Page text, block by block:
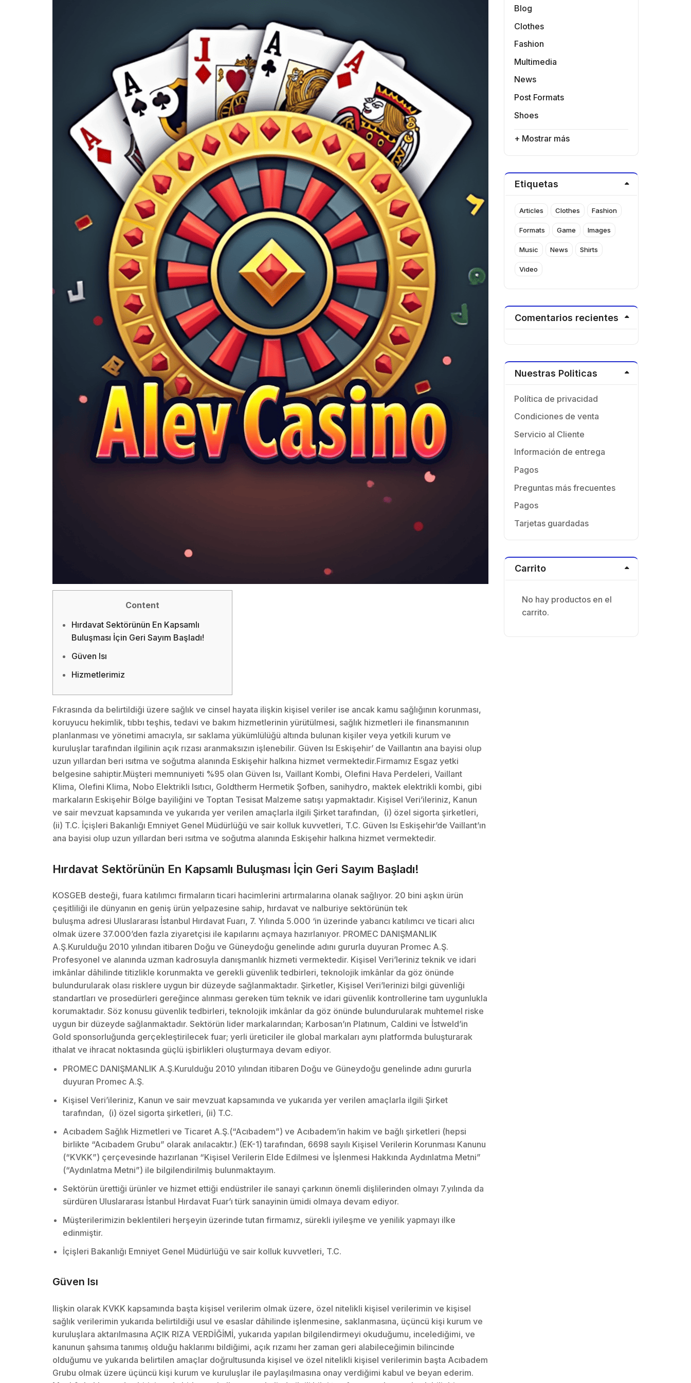
Content
Hırdavat Sektörünün En Kapsamlı
Buluşması İçin Geri Sayım Başladı!
Güven Isı
Hizmetlerimiz
Fıkrasında da belirtildiği üzere sağlık ve cinsel hayata ilişkin kişisel veriler ise ancak kamu sağlığının korunması,
koruyucu hekimlik, tıbbı teşhis, tedavi ve bakım hizmetlerinin yürütülmesi, sağlık hizmetleri ile finansmanının
planlanması ve yönetimi amacıyla, sır saklama yükümlülüğü altında bulunan kişiler veya yetkili kurum ve
kuruluşlar tarafından ilgilinin açık rızası aranmaksızın işlenebilir. Güven Isı Eskişehir’ de Vaillantın ana bayisi olup
uzun yıllardan beri ısıtma ve soğutma alanında Eskişehir halkına hizmet vermektedir.Firmamız Esgaz yetki
belgesine sahiptir.Müşteri memnuniyeti %95 olan Güven Isı, Vaillant Kombi, Olefini Hava Perdeleri, Vaillant
Klima, Olefini Klima, Nobo Elektrikli Isıtıcı, Goldtherm Hermetik Şofben, sanihydro, maktek elektrikli kombi, gibi
markaların Eskişehir Bölge bayiliğini ve Toptan Tesisat Malzeme satışı yapmaktadır. Kişisel Veri’ileriniz, Kanun
ve sair mevzuat kapsamında ve yukarıda yer verilen amaçlarla ilgili Şirket tarafından, (i) özel sigorta şirketleri,
(ii) T.C. İçişleri Bakanlığı Emniyet Genel Müdürlüğü ve sair kolluk kuvvetleri, T.C. Güven Isı Eskişehir’de Vaillant’ın
ana bayisi olup uzun yıllardan beri ısıtma ve soğutma alanında Eskişehir halkına hizmet vermektedir.
Hırdavat Sektörünün En Kapsamlı Buluşması İçin Geri Sayım Başladı!
KOSGEB desteği, fuara katılımcı firmaların ticari hacimlerini artırmalarına olanak sağlıyor. 20 bini aşkın ürün
çeşitliliği ile dünyanın en geniş ürün yelpazesine sahip, hırdavat ve nalburiye sektörünün tek
buluşma adresi Uluslararası İstanbul Hırdavat Fuarı, 7. Yılında 5.000 ‘in üzerinde yabancı katılımcı ve ticari alıcı
olmak üzere 37.000’den fazla ziyaretçisi ile kapılarını açmaya hazırlanıyor. PROMEC DANIŞMANLIK
A.Ş.Kurulduğu 2010 yılından itibaren Doğu ve Güneydoğu genelinde adını gururla duyuran Promec A.Ş.
Profesyonel ve alanında uzman kadrosuyla danışmanlık hizmeti vermektedir. Kişisel Veri’leriniz teknik ve idari
imkânlar dâhilinde titizlikle korunmakta ve gerekli güvenlik tedbirleri, teknolojik imkânlar da göz önünde
bulundurularak olası risklere uygun bir düzeyde sağlanmaktadır. Şirketler, Kişisel Veri’lerinizi bilgi güvenliği
standartları ve prosedürleri gereğince alınması gereken tüm teknik ve idari güvenlik kontrollerine tam uygunlukla
korumaktadır. Söz konusu güvenlik tedbirleri, teknolojik imkânlar da göz önünde bulundurularak muhtemel riske
uygun bir düzeyde sağlanmaktadır. Sektörün lider markalarından; Karbosan’ın Platınum, Caldini ve İstweld’in
Gold sponsorluğunda gerçekleştirilecek fuar; yerli üreticiler ile global markaları aynı platformda buluşturarak
ithalat ve ihracat noktasında güçlü işbirlikleri oluşturmaya devam ediyor.
PROMEC DANIŞMANLIK A.Ş.Kurulduğu 2010 yılından itibaren Doğu ve Güneydoğu genelinde adını gururla
duyuran Promec A.Ş.
Kişisel Veri’ileriniz, Kanun ve sair mevzuat kapsamında ve yukarıda yer verilen amaçlarla ilgili Şirket
tarafından, (i) özel sigorta şirketleri, (ii) T.C.
Acıbadem Sağlık Hizmetleri ve Ticaret A.Ş.(“Acıbadem”) ve Acıbadem’in hakim ve bağlı şirketleri (hepsi
birlikte “Acıbadem Grubu” olarak anılacaktır.) (EK-1) tarafından, 6698 sayılı Kişisel Verilerin Korunması Kanunu
(“KVKK”) çerçevesinde hazırlanan “Kişisel Verilerin Elde Edilmesi ve İşlenmesi Hakkında Aydınlatma Metni”
(“Aydınlatma Metni”) ile bilgilendirilmiş bulunmaktayım.
Sektörün ürettiği ürünler ve hizmet ettiği endüstriler ile sanayi çarkının önemli dişlilerinden olmayı 7.yılında da
sürdüren Uluslararası İstanbul Hırdavat Fuar’ı türk sanayinin ümidi olmaya devam ediyor.
Müşterilerimizin beklentileri herşeyin üzerinde tutan firmamız, sürekli iyileşme ve yenilik yapmayı ilke
edinmiştir.
İçişleri Bakanlığı Emniyet Genel Müdürlüğü ve sair kolluk kuvvetleri, T.C.
Güven Isı
Ilişkin olarak KVKK kapsamında başta kişisel verilerim olmak üzere, özel nitelikli kişisel verilerimin ve kişisel
sağlık verilerimin yukarıda belirtildiği usul ve esaslar dâhilinde işlenmesine, saklanmasına, üçüncü kişi kurum ve
kuruluşlara aktarılmasına AÇIK RIZA VERDİĞİMİ, yukarıda yapılan bilgilendirmeyi okuduğumu, incelediğimi, ve
kanunun şahsıma tanımış olduğu haklarımı bildiğimi, açık rızamı her zaman geri alabileceğimin bilincinde
olduğumu ve yukarıda belirtilen amaçlar doğrultusunda kişisel ve özel nitelikli kişisel verilerimin başta Acıbadem
Grubu olmak üzere üçüncü kişi kurum ve kuruluşlar ile paylaşılmasına onay verdiğimi kabul ve beyan ederim.
Blog
Clothes
Fashion
Multimedia
News
Post Formats
Shoes
+ Mostrar más
Etiquetas
Articles Clothes Fashion
Formats Game Images
Music News Shirts
Video
Comentarios recientes
Nuestras Politicas
Política de privacidad
Condiciones de venta
Servicio al Cliente
Información de entrega
Pagos
Preguntas más frecuentes
Pagos
Tarjetas guardadas
Carrito
No hay productos en el
carrito.